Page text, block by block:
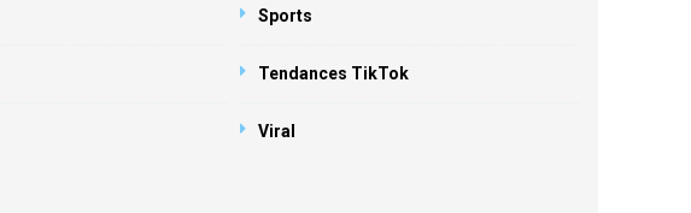
Sports
Tendances TikTok
Viral